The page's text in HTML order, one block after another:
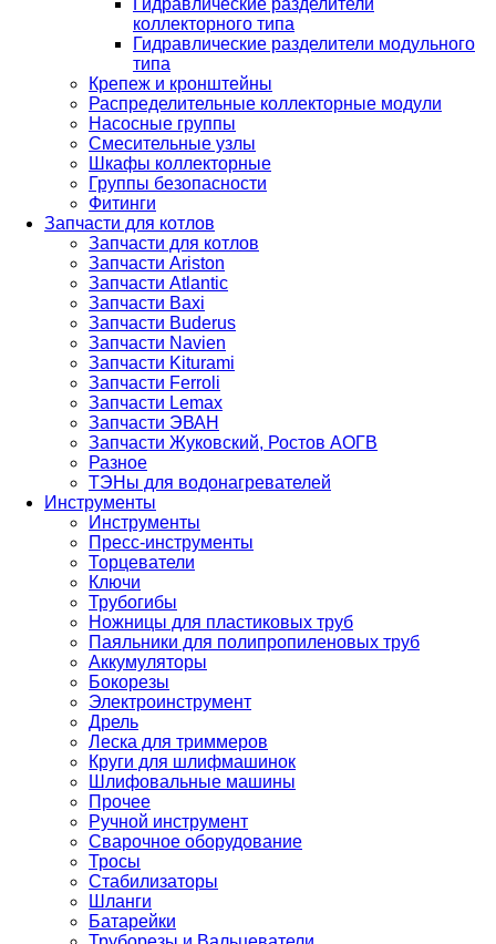
Гидравлические разделители
коллекторного типа
Гидравлические разделители модульного
типа
Крепеж и кронштейны
Распределительные коллекторные модули
Насосные группы
Смесительные узлы
Шкафы коллекторные
Группы безопасности
Фитинги
Запчасти для котлов
Запчасти для котлов
Запчасти Ariston
Запчасти Atlantic
Запчасти Baxi
Запчасти Buderus
Запчасти Navien
Запчасти Kiturami
Запчасти Ferroli
Запчасти Lemax
Запчасти ЭВАН
Запчасти Жуковский, Ростов АОГВ
Разное
ТЭНы для водонагревателей
Инструменты
Инструменты
Пресс-инструменты
Торцеватели
Ключи
Трубогибы
Ножницы для пластиковых труб
Паяльники для полипропиленовых труб
Аккумуляторы
Бокорезы
Электроинструмент
Дрель
Леска для триммеров
Круги для шлифмашинок
Шлифовальные машины
Прочее
Ручной инструмент
Сварочное оборудование
Тросы
Стабилизаторы
Шланги
Батарейки